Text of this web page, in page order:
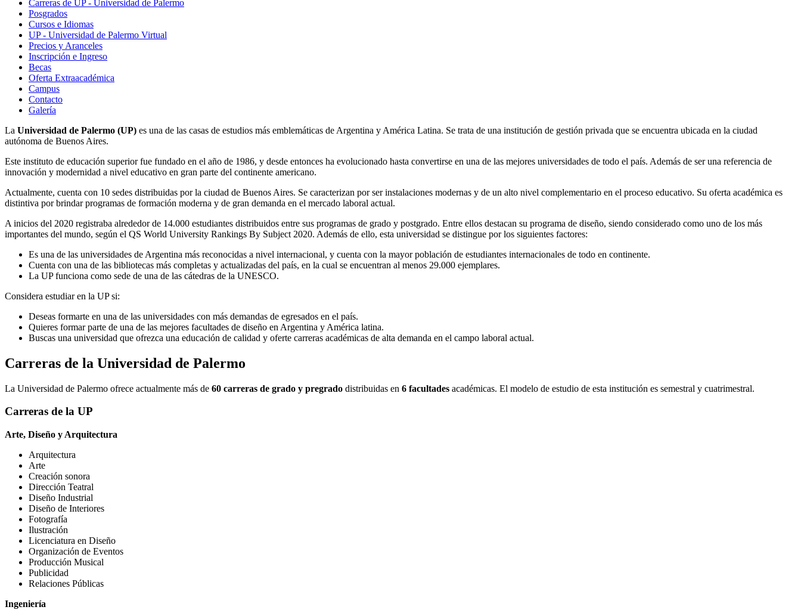
Carreras de UP - Universidad de Palermo
Posgrados
Cursos e Idiomas
UP - Universidad de Palermo Virtual
Precios y Aranceles
Inscripción e Ingreso
Becas
Oferta Extraacadémica
Campus
Contacto
Galería
La Universidad de Palermo (UP) es una de las casas de estudios más emblemáticas de Argentina y América Latina. Se trata de una institución de gestión privada que se encuentra ubicada en la ciudad
autónoma de Buenos Aires.
Este instituto de educación superior fue fundado en el año de 1986, y desde entonces ha evolucionado hasta convertirse en una de las mejores universidades de todo el país. Además de ser una referencia de
innovación y modernidad a nivel educativo en gran parte del continente americano.
Actualmente, cuenta con 10 sedes distribuidas por la ciudad de Buenos Aires. Se caracterizan por ser instalaciones modernas y de un alto nivel complementario en el proceso educativo. Su oferta académica es
distintiva por brindar programas de formación moderna y de gran demanda en el mercado laboral actual.
A inicios del 2020 registraba alrededor de 14.000 estudiantes distribuidos entre sus programas de grado y postgrado. Entre ellos destacan su programa de diseño, siendo considerado como uno de los más
importantes del mundo, según el QS World University Rankings By Subject 2020. Además de ello, esta universidad se distingue por los siguientes factores:
Es una de las universidades de Argentina más reconocidas a nivel internacional, y cuenta con la mayor población de estudiantes internacionales de todo en continente.
Cuenta con una de las bibliotecas más completas y actualizadas del país, en la cual se encuentran al menos 29.000 ejemplares.
La UP funciona como sede de una de las cátedras de la UNESCO.
Considera estudiar en la UP si:
Deseas formarte en una de las universidades con más demandas de egresados en el país.
Quieres formar parte de una de las mejores facultades de diseño en Argentina y América latina.
Buscas una universidad que ofrezca una educación de calidad y oferte carreras académicas de alta demanda en el campo laboral actual.
Carreras de la Universidad de Palermo
La Universidad de Palermo ofrece actualmente más de 60 carreras de grado y pregrado distribuidas en 6 facultades académicas. El modelo de estudio de esta institución es semestral y cuatrimestral.
Carreras de la UP
Arte, Diseño y Arquitectura
Arquitectura
Arte
Creación sonora
Dirección Teatral
Diseño Industrial
Diseño de Interiores
Fotografía
Ilustración
Licenciatura en Diseño
Organización de Eventos
Producción Musical
Publicidad
Relaciones Públicas
Ingeniería